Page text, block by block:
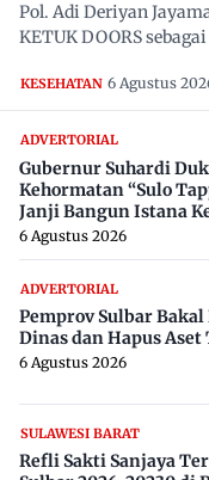
Pol. Adi Deriyan
KETUK DOORS
KESEHATAN 6 Agustus
ADVERTORIAL
Gubernur Suhardi
Kehormatan “Sulo
Janji Bangun Istana
6 Agustus 2026
ADVERTORIAL
Pemprov Sulbar
Dinas dan Hapus
6 Agustus 2026
SULAWESI BARAT
Refli Sakti Sanjaya